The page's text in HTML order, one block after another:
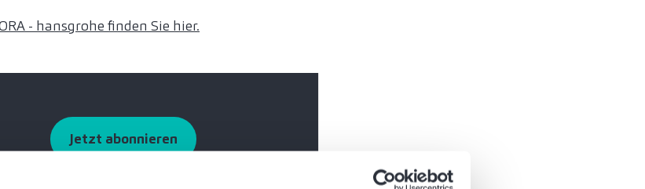
- hansgrohe finden Sie hier.
Jetzt abonnieren